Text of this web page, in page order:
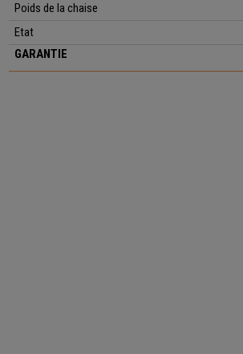
Poids de la chaise
Etat
GARANTIE